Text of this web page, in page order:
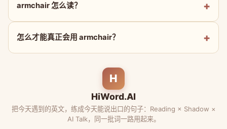
armchair 怎么读？
怎么才能真正会用 armchair？
H
HiWord.AI
把今天遇到的英文，练成今天能说出口的句子：Reading × Shadow ×
AI Talk，同一批词一路用起来。